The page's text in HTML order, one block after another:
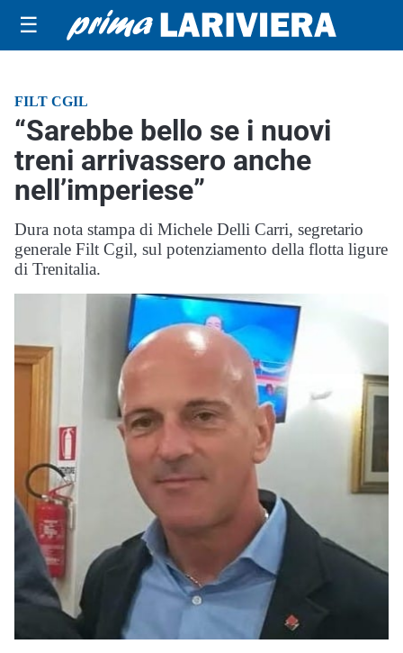
☰
FILT CGIL
“Sarebbe bello se i nuovi
treni arrivassero anche
nell’imperiese”
Dura nota stampa di Michele Delli Carri, segretario
generale Filt Cgil, sul potenziamento della flotta ligure
di Trenitalia.